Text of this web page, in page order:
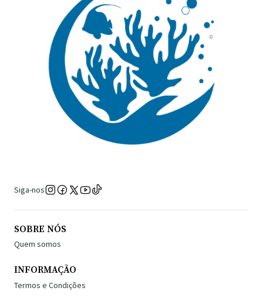
Siga-nos
SOBRE NÓS
Quem somos
INFORMAÇÃO
Termos e Condições